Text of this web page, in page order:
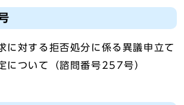
に対する拒否処分に係る異議申立て
について（諮問番号257号）